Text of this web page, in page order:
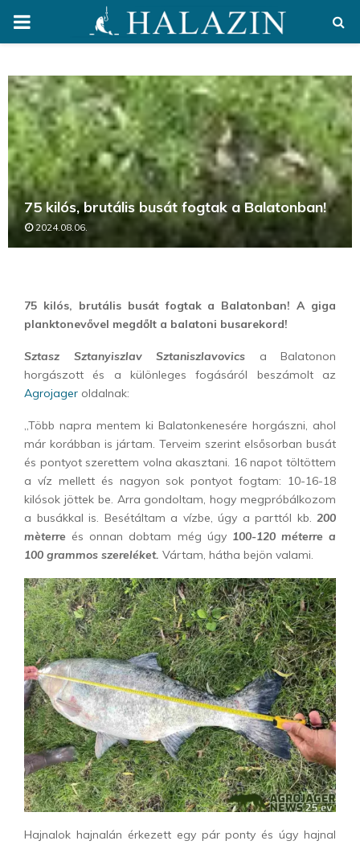
PRIMARY
75 kilós, brutális busát fogtak a Balatonban!
2024.08.06.
75 kilós, brutális busát fogtak a Balatonban! A giga
planktonevővel megdőlt a balatoni busarekord!
Sztasz Sztanyiszlav Sztaniszlavovics a Balatonon
horgászott és a különleges fogásáról beszámolt az
Agrojager oldalnak:
„Több napra mentem ki Balatonkenesére horgászni, ahol
már korábban is jártam. Terveim szerint elsősorban busát
és pontyot szerettem volna akasztani. 16 napot töltöttem
a víz mellett és nagyon sok pontyot fogtam: 10-16-18
kilósok jöttek be. Arra gondoltam, hogy megpróbálkozom
a busákkal is. Besétáltam a vízbe, úgy a parttól kb. 200
mèterre és onnan dobtam még úgy 100-120 méterre a
100 grammos szereléket. Vártam, hátha bejön valami.
Hajnalok hajnalán érkezett egy pár ponty és úgy hajnal